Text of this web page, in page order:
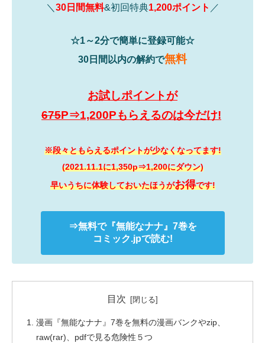
＼ 30日間無料&初回特典1,200ポイント ／
☆1～2分で簡単に登録可能☆
30日間以内の解約で無料
お試しポイントが
675P⇒1,200Pもらえるのは今だけ!
※段々ともらえるポイントが少なくなってます!
(2021.11.1に1,350p⇒1,200にダウン)
早いうちに体験しておいたほうがお得です!
⇒無料で『無能なナナ』 7巻を
コミック.jpで読む!
目次
漫画『無能なナナ』7巻を無料の漫画バンクやzip、
raw(rar)、pdfで見る危険性５つ